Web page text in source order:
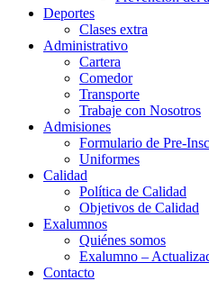
Deportes
Clases extra
Administrativo
Cartera
Comedor
Transporte
Trabaje con Nosotros
Admisiones
Formulario de Pre-
Uniformes
Calidad
Política de Calidad
Objetivos de Calidad
Exalumnos
Quiénes somos
Exalumno –
Contacto